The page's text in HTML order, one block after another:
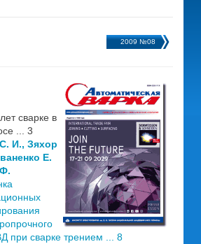
2009 №08
сварке в
... 3
И., Зяхор
Е.
при сварке трением ... 8